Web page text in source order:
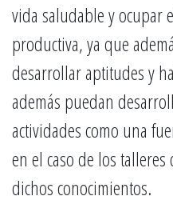
vida saludable y ocupar
productiva, ya que
desarrollar aptitudes y
además puedan
actividades como una
en el caso de los
dichos conocimientos.